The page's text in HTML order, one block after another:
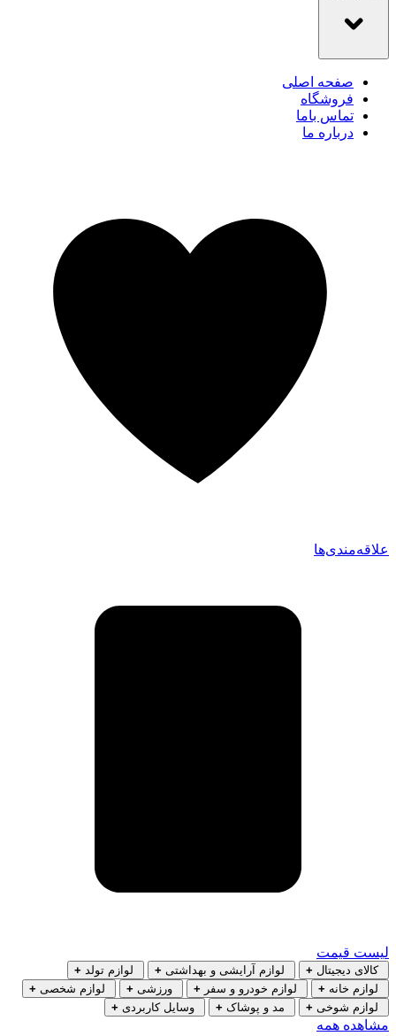
صفحه اصلی
فروشگاه
تماس باما
درباره ما
علاقه‌مندی‌ها
لیست قیمت
کالای دیجیتال + لوازم آرایشی و بهداشتی + لوازم تولد +
لوازم خانه + لوازم خودرو و سفر + ورزشی + لوازم شخصی +
لوازم شوخی + مد و پوشاک + وسایل کاربردی +
مشاهده همه